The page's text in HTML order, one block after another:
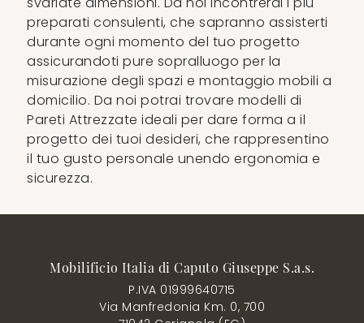
preparati consulenti, che sapranno assisterti
durante ogni momento del tuo progetto
assicurandoti pure sopralluogo per la
misurazione degli spazi e montaggio mobili a
domicilio. Da noi potrai trovare modelli di
Pareti Attrezzate ideali per dare forma a il
progetto dei tuoi desideri, che rappresentino
il tuo gusto personale unendo ergonomia e
sicurezza.
Mobilificio Italia di Caputo Giuseppe S.a.s.
P.IVA 01999640715
Via Manfredonia Km. 0, 700